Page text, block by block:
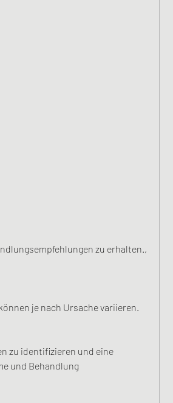
je nach Ursache variieren.
zu identifizieren und eine
und Behandlung